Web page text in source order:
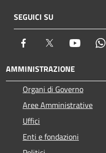
SEGUICI SU
Facebook Twitter Youtube
AMMINISTRAZIONE
Organi di Governo
Aree Amministrative
Uffici
Enti e fondazioni